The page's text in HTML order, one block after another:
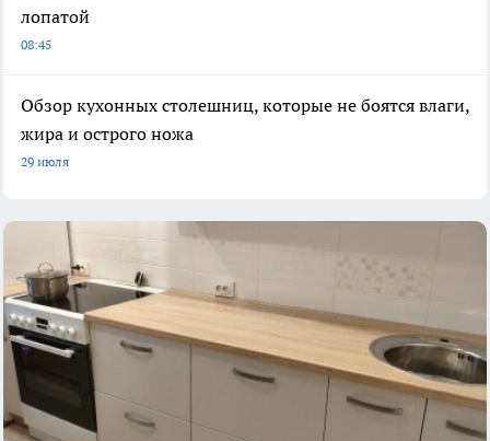
лопатой
08:45
Обзор кухонных столешниц, которые не боятся влаги,
жира и острого ножа
29 июля